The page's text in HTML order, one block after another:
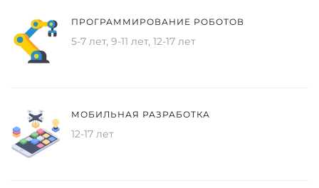
ПРОГРАММИРОВАНИЕ РОБОТОВ
5-7 лет, 9-11 лет, 12-17 лет
МОБИЛЬНАЯ РАЗРАБОТКА
12-17 лет